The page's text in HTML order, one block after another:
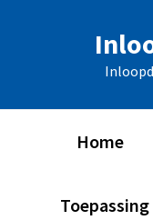
Home
Toepassing